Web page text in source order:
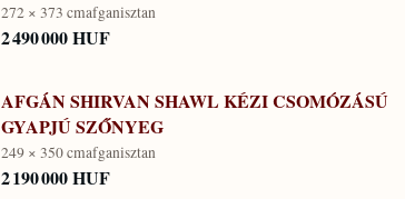
272 × 373 cmafganisztan
2 490 000 HUF
AFGÁN SHIRVAN SHAWL KÉZI CSOMÓZÁSÚ
GYAPJÚ SZŐNYEG
249 × 350 cmafganisztan
2 190 000 HUF